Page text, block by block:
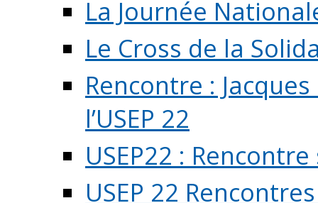
La Journée
Le Cross de la
Rencontre :
l’USEP 22
USEP22 :
USEP 22